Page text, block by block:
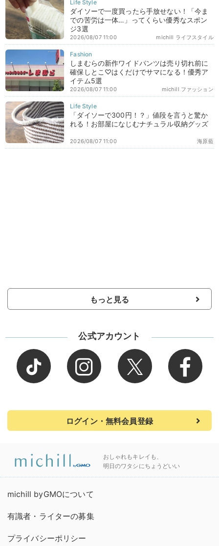
ダイソーで一度買ったら手放せない！「今ま
での苦労は一体…」ってくらい優秀なスポン
ジ3選
michill ライフスタイル
2026/08/07 11:00
しまむらの新作ワイドパンツは売り切れ前に
確保しとこ♡はくだけでサマになる！優秀ア
イテム5選
michill ファッション
2026/08/07 11:00
「ダイソーで300円！？」値段を言うと驚か
れる！お部屋になじむナチュラル収納グッズ
海原藍
2026/08/07 11:00
もっと見る
公式アカウント
ログイン・無料会員登録
おしゃれもキレイも、
明日のワタシにちょうどいい
michill byGMOについて
有識者・ライターの募集
プライバシーポリシー